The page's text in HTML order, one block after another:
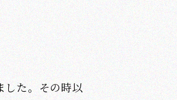
した。その時以